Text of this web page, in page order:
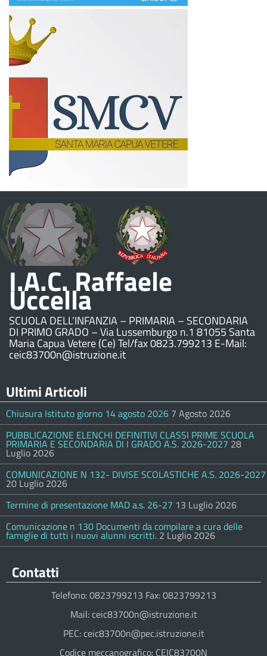
I.A.C. Raffaele
Uccella
SCUOLA DELL’INFANZIA – PRIMARIA – SECONDARIA
DI PRIMO GRADO – Via Lussemburgo n.1 81055 Santa
Maria Capua Vetere (Ce) Tel/fax 0823.799213 E-Mail:
ceic83700n@istruzione.it
Ultimi Articoli
Chiusura Istituto giorno 14 agosto 2026 7 Agosto 2026
PUBBLICAZIONE ELENCHI DEFINITIVI CLASSI PRIME SCUOLA
PRIMARIA E SECONDARIA DI I GRADO A.S. 2026-2027 28
Luglio 2026
COMUNICAZIONE N 132- DIVISE SCOLASTICHE A.S. 2026-2027
20 Luglio 2026
Termine di presentazione MAD a.s. 26-27 13 Luglio 2026
Comunicazione n 130 Documenti da compilare a cura delle
famiglie di tutti i nuovi alunni iscritti. 2 Luglio 2026
Contatti
Telefono: 0823799213 Fax: 0823799213
Mail: ceic83700n@istruzione.it
PEC: ceic83700n@pec.istruzione.it
Codice meccanografico: CEIC83700N